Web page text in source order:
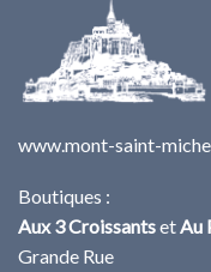
www.mont-saint-
Boutiques :
Aux 3 CroissantsetAu
Grande Rue